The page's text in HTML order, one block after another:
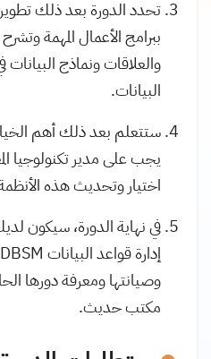
تحدد الدورة بعد ذلك
ببرامج الأعمال المهمة
والعلاقات ونماذج البيانات
البيانات.
ستتعلم بعد ذلك أهم
يجب على مدير تكنولوجيا
اختيار وتحديث هذه
في نهاية الدورة، سيكون
وصيانتها ومعرفة دورها
مكتب حديث.